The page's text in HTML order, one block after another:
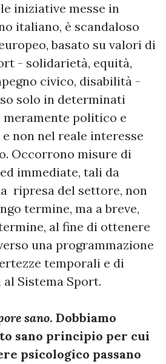
iniziative messe in
italiano, è scandaloso
basato su valori di
- solidarietà, equità,
civico, disabilità -
solo in determinati
meramente politico e
non nel reale interesse
Occorrono misure di
immediate, tali da
ripresa del settore, non
termine, ma a breve,
al fine di ottenere
una programmazione
temporali e di
Sistema Sport.
sano. Dobbiamo
sano principio per cui
psicologico passano